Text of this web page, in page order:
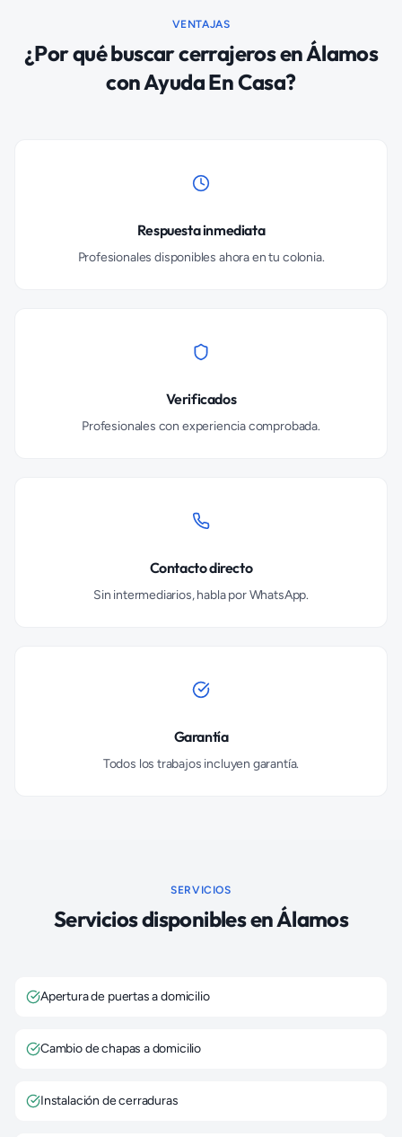
VENTAJAS
¿Por qué buscarcerrajerosenÁlamos
con Ayuda En Casa?
Respuesta inmediata
Profesionales disponibles ahora en tu colonia.
Verificados
Profesionales con experiencia comprobada.
Contacto directo
Sin intermediarios, habla por WhatsApp.
Garantía
Todos los trabajos incluyen garantía.
SERVICIOS
Servicios disponibles enÁlamos
Apertura de puertas a domicilio
Cambio de chapas a domicilio
Instalación de cerraduras